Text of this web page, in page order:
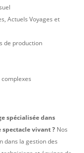
Actuels Voyages et
de production
spécialisée dans
vivant ? Nos
dans la gestion des